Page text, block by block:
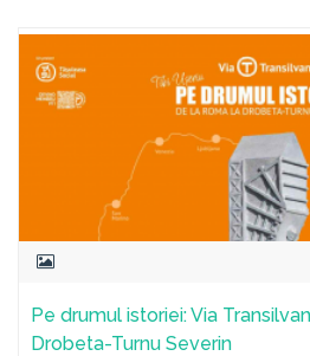
Pe drumul istoriei: Via
Drobeta-Turnu Severin